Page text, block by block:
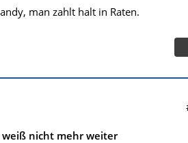
man zahlt halt in Raten.
weiß nicht mehr weiter